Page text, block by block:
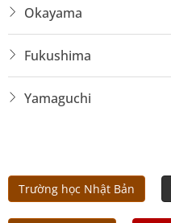
Okayama
Fukushima
Yamaguchi
Trường học Nhật Bản